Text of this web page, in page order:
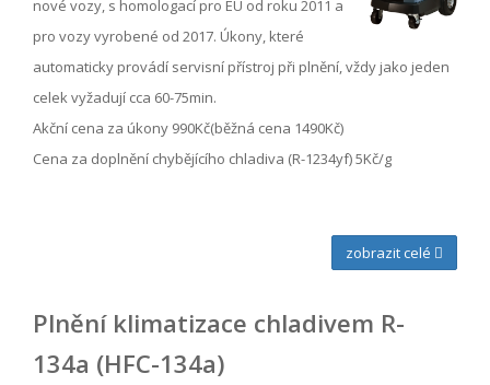
nové vozy, s homologací pro EU od roku 2011 a
pro vozy vyrobené od 2017. Úkony, které
automaticky provádí servisní přístroj při plnění, vždy jako jeden
celek vyžadují cca 60-75min.
Akční cena za úkony 990Kč(běžná cena 1490Kč)
Cena za doplnění chybějícího chladiva (R-1234yf) 5Kč/g
zobrazit celé
Plnění klimatizace chladivem R-
134a (HFC-134a)